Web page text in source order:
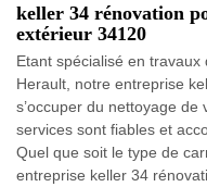
keller 34 rénovation
extérieur 34120
Etant spécialisé en
Herault, notre entreprise
s’occuper du nettoyage
services sont fiables et
Quel que soit le type de
entreprise keller 34